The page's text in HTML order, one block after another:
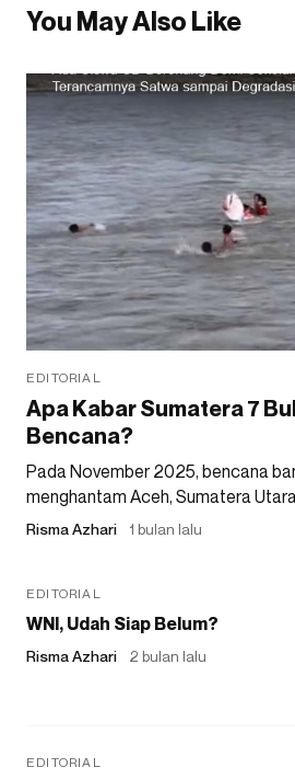
You May Also Like
EDITORIAL
Apa Kabar Sumatera 7
Bencana?
Pada November 2025, bencana
menghantam Aceh, Sumatera
Risma Azhari 1 bulan lalu
EDITORIAL
WNI, Udah Siap Belum?
Risma Azhari 2 bulan lalu
EDITORIAL